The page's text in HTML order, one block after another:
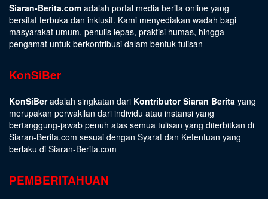
Siaran-Berita.com adalah portal media berita online yang
bersifat terbuka dan inklusif. Kami menyediakan wadah bagi
masyarakat umum, penulis lepas, praktisi humas, hingga
pengamat untuk berkontribusi dalam bentuk tulisan
KonSiBer
KonSiBeradalah singkatan dari Kontributor Siaran Berita yang
merupakan perwakilan dari individu atau instansi yang
bertanggung-jawab penuh atas semua tulisan yang diterbitkan di
Siaran-Berita.com sesuai dengan Syarat dan Ketentuan yang
berlaku di Siaran-Berita.com
PEMBERITAHUAN